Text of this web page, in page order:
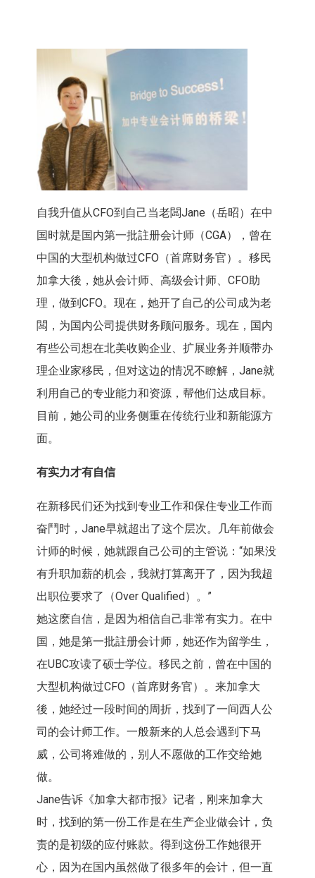
自我升值从CFO到自己当老闆Jane（岳昭）在中
国时就是国内第一批註册会计师（CGA），曾在
中国的大型机构做过CFO（首席财务官）。移民
加拿大後，她从会计师、高级会计师、CFO助
理，做到CFO。现在，她开了自己的公司成为老
闆，为国内公司提供财务顾问服务。现在，国内
有些公司想在北美收购企业、扩展业务并顺带办
理企业家移民，但对这边的情况不瞭解，Jane就
利用自己的专业能力和资源，帮他们达成目标。
目前，她公司的业务侧重在传统行业和新能源方
面。
有实力才有自信
在新移民们还为找到专业工作和保住专业工作而
奋鬥时，Jane早就超出了这个层次。几年前做会
计师的时候，她就跟自己公司的主管说：“如果没
有升职加薪的机会，我就打算离开了，因为我超
出职位要求了（Over Qualified）。”
她这麽自信，是因为相信自己非常有实力。在中
国，她是第一批註册会计师，她还作为留学生，
在UBC攻读了硕士学位。移民之前，曾在中国的
大型机构做过CFO（首席财务官）。来加拿大
後，她经过一段时间的周折，找到了一间西人公
司的会计师工作。一般新来的人总会遇到下马
威，公司将难做的，别人不愿做的工作交给她
做。
Jane告诉《加拿大都市报》记者，刚来加拿大
时，找到的第一份工作是在生产企业做会计，负
责的是初级的应付账款。得到这份工作她很开
心，因为在国内虽然做了很多年的会计，但一直